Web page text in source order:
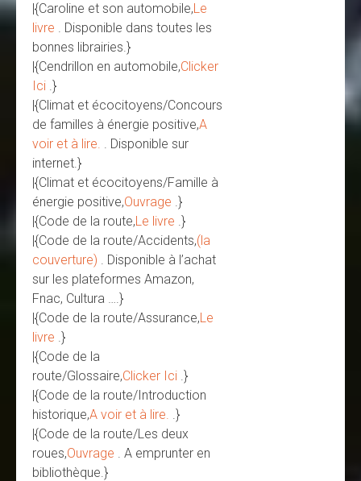
|{Caroline et son automobile,Le
livre . Disponible dans toutes les
bonnes librairies.}
|{Cendrillon en automobile,Clicker
Ici .}
|{Climat et écocitoyens/Concours
de familles à énergie positive,A
voir et à lire. . Disponible sur
internet.}
|{Climat et écocitoyens/Famille à
énergie positive,Ouvrage .}
|{Code de la route,Le livre .}
|{Code de la route/Accidents,(la
couverture) . Disponible à l’achat
sur les plateformes Amazon,
Fnac, Cultura ….}
|{Code de la route/Assurance,Le
livre .}
|{Code de la
route/Glossaire,Clicker Ici .}
|{Code de la route/Introduction
historique,A voir et à lire. .}
|{Code de la route/Les deux
roues,Ouvrage . A emprunter en
bibliothèque.}